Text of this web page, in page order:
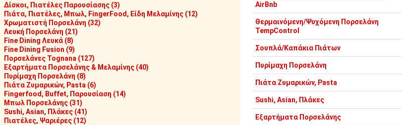
Δίσκοι, Πιατέλες Παρουσίασης (3)
Πιάτα, Πιατέλες, Μπωλ, FingerFood, Είδη Μελαμίνης (12)
Χρωματιστή Πορσελάνη (32)
Λευκή Πορσελάνη (21)
Fine Dining Λευκά (8)
Fine Dining Fusion (9)
Πορσελάνες Tognana (127)
Εξαρτήματα Πορσελάνης & Μελαμίνης (40)
Πυρίμαχη Πορσελάνη (8)
Πιάτα Ζυμαρικών, Pasta (6)
Fingerfood, Buffet, Παρουσίαση (14)
Μπωλ Πορσελάνης (31)
Sushi, Asian, Πλάκες (41)
Πιατέλες, Ψαριέρες (12)
AirBnb
Θερμαινόμενη/Ψυχόμενη Πορσελάνη
TempControl
Σουπλά/Καπάκια Πιάτων
Πυρίμαχη Πορσελάνη
Πιάτα Ζυμαρικών, Pasta
Sushi, Asian, Πλάκες
Εξαρτήματα Πορσελάνης